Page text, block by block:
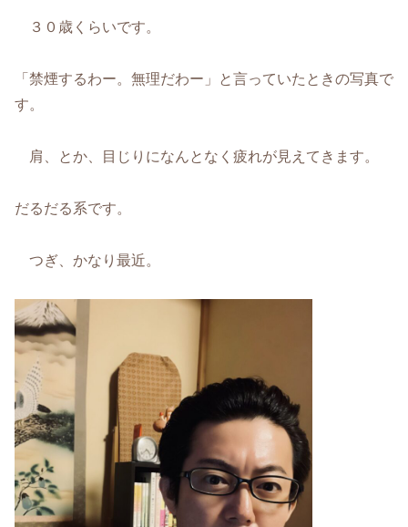
３０歳くらいです。
「禁煙するわー。無理だわー」と言っていたときの写真で
す。
肩、とか、目じりになんとなく疲れが見えてきます。
だるだる系です。
つぎ、かなり最近。